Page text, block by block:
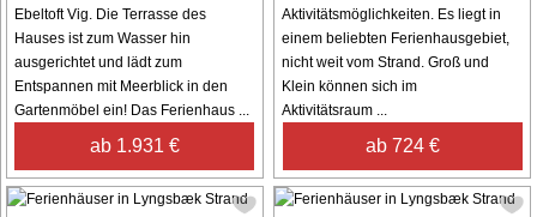
Ebeltoft Vig. Die Terrasse des
Hauses ist zum Wasser hin
ausgerichtet und lädt zum
Entspannen mit Meerblick in den
Gartenmöbel ein! Das Ferienhaus ...
ab 1.931 €
Aktivitätsmöglichkeiten. Es liegt in
einem beliebten Ferienhausgebiet,
nicht weit vom Strand. Groß und
Klein können sich im
Aktivitätsraum ...
ab 724 €